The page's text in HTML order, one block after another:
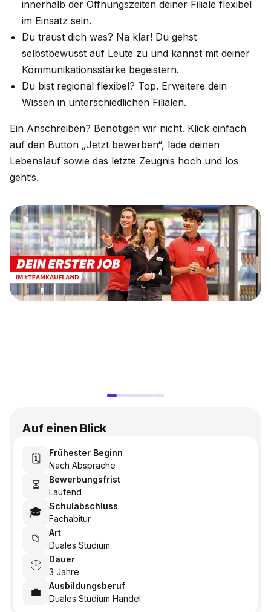
innerhalb der Öffnungszeiten deiner Filiale flexibel
im Einsatz sein.
Du traust dich was? Na klar! Du gehst
selbstbewusst auf Leute zu und kannst mit deiner
Kommunikationsstärke begeistern.
Du bist regional flexibel? Top. Erweitere dein
Wissen in unterschiedlichen Filialen.
Ein Anschreiben? Benötigen wir nicht. Klick einfach
auf den Button „Jetzt bewerben“, lade deinen
Lebenslauf sowie das letzte Zeugnis hoch und los
geht’s.
Auf einen Blick
🗓️
Frühester Beginn
Nach Absprache
⏳
Bewerbungsfrist
Laufend
🎓
Schulabschluss
Fachabitur
📁
Art
Duales Studium
🕒
Dauer
3 Jahre
💼
Ausbildungsberuf
Duales Studium Handel